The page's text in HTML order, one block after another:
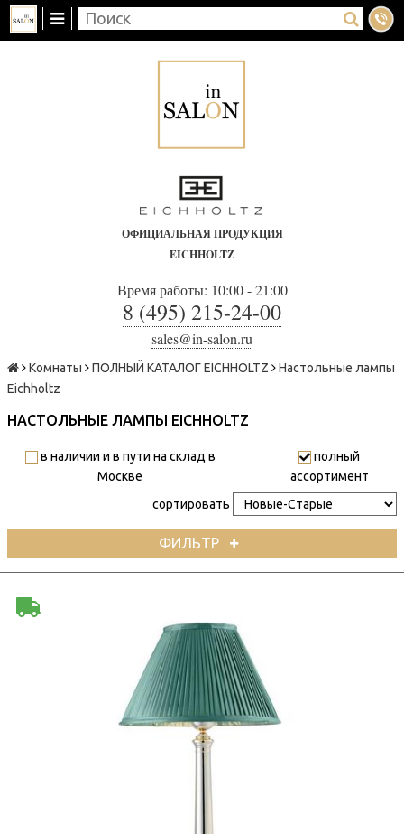
ОФИЦИАЛЬНАЯ ПРОДУКЦИЯ
EICHHOLTZ
Время работы: 10:00 - 21:00
8 (495) 215-24-00
sales@in-salon.ru
Комнаты ПОЛНЫЙ КАТАЛОГ EICHHOLTZ
Настольные лампы
Eichholtz
НАСТОЛЬНЫЕ ЛАМПЫ EICHHOLTZ
в наличии и в пути на склад в
Москве
полный
ассортимент
сортировать
ФИЛЬТР